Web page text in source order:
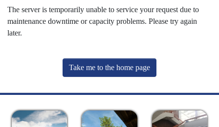
The server is temporarily unable to service your request due to
maintenance downtime or capacity problems. Please try again
later.
Take me to the home page